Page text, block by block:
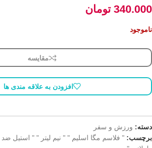
340.000 تومان
ناموجود
مقایسه
افزودن به علاقه مندی ها
دسته: ورزش و سفر
برچسب: " فلاسم مگا اسلیم " " نیم لیتر " " استیل